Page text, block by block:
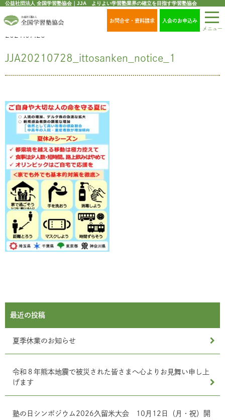
公益社団法人 全国学習塾協会｜JJA よりよい学習塾業界の確立を目指す学習塾協会
お問合せ・資料請求
入会のお申込み
メニュー
2021.07.28
JJA20210728_ittosanken_notice_1
最近の投稿
夏季休業のお知らせ
令和８年熊本地震で被災された皆さまへ心よりお見舞い申し上
げます
塾の日シンポジウム2026久留米大会 10月12日（月・祝）開